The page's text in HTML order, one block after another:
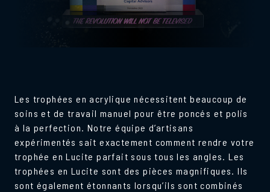
Les trophées en acrylique nécessitent beaucoup de
soins et de travail manuel pour être poncés et polis
à la perfection. Notre équipe d’artisans
expérimentés sait exactement comment rendre votre
trophée en Lucite parfait sous tous les angles. Les
trophées en Lucite sont des pièces magnifiques. Ils
sont également étonnants lorsqu’ils sont combinés